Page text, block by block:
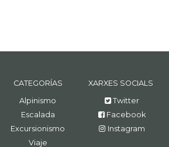
CATEGORÍAS
Alpinismo
Escalada
Excursionismo
Viaje
XARXES SOCIALS
Twitter
Facebook
Instagram